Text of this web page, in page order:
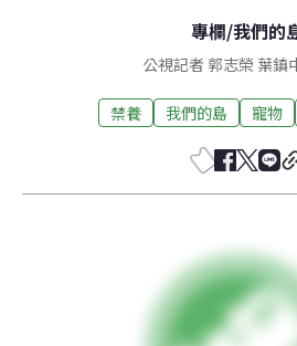
專欄/我們的
公視記者 郭志榮 葉鎮
禁養 我們的島 寵物